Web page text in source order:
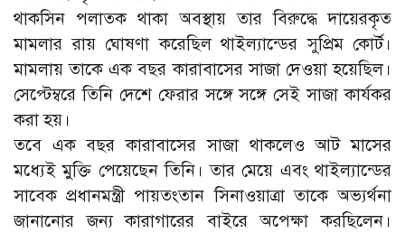
থাকসিন পলাতক থাকা অবস্থায় তার বিরুদ্ধে দায়েরকৃত
মামলার রায় ঘোষণা করেছিল থাইল্যান্ডের সুপ্রিম কোর্ট।
মামলায় তাকে এক বছর কারাবাসের সাজা দেওয়া হয়েছিল।
সেপ্টেম্বরে তিনি দেশে ফেরার সঙ্গে সঙ্গে সেই সাজা কার্যকর
করা হয়।
তবে এক বছর কারাবাসের সাজা থাকলেও আট মাসের
মধ্যেই মুক্তি পেয়েছেন তিনি। তার মেয়ে এবং থাইল্যান্ডের
সাবেক প্রধানমন্ত্রী পায়তংতান সিনাওয়াত্রা তাকে অভ্যর্থনা
জানানোর জন্য কারাগারের বাইরে অপেক্ষা করছিলেন।